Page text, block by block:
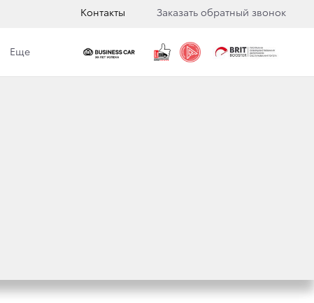
Контакты Заказать обратный звонок
Еще
ПРОДАЖИ